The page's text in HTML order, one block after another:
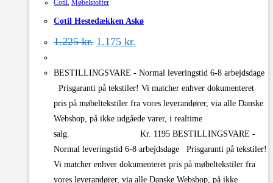
kan
vælges
varesiden
Cotil, Møbelstoffer
Cotil Hestedækken Askø
1.225kr. Den
oprindelige
var:
1.225 kr..
1.175 kr.
aktuelle
er:
1.175 kr..
BESTILLINGSVARE - Normal leveringstid 6-8 arbejdsdage
Prisgaranti på tekstiler! Vi matcher enhver dokumenteret
pris på møbeltekstiler fra vores leverandører, via alle Danske
Webshop, på ikke udgåede varer, i realtime
salg. Kr. 1195 BESTILLINGSVARE -
Normal leveringstid 6-8 arbejdsdage Prisgaranti på tekstiler!
Vi matcher enhver dokumenteret pris på møbeltekstiler fra
vores leverandører, via alle Danske Webshop, på ikke